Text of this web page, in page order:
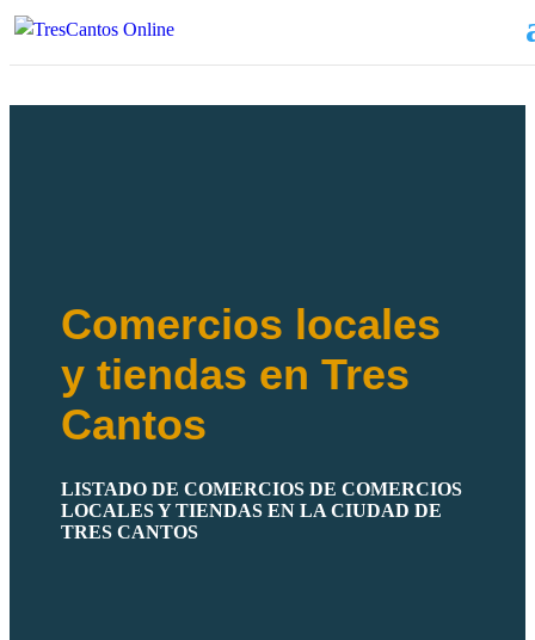
Comercios locales
y tiendas en Tres
Cantos
LISTADO DE COMERCIOS DE COMERCIOS
LOCALES Y TIENDAS EN LA CIUDAD DE
TRES CANTOS